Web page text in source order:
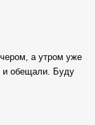
а утром уже
и обещали. Буду